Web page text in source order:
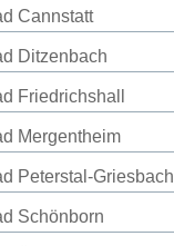
Cannstatt
Ditzenbach
Friedrichshall
Mergentheim
Peterstal-Griesbach
Schönborn